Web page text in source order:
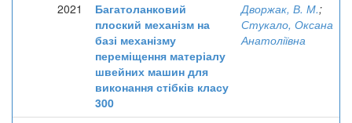
2021
Багатоланковий
плоский механізм на
базі механізму
переміщення матеріалу
швейних машин для
виконання стібків класу
300
Дворжак, В. М.;
Стукало, Оксана
Анатоліївна